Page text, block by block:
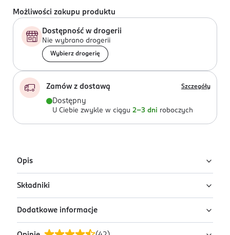
Możliwości zakupu produktu
Dostępność w drogerii
Nie wybrano drogerii
Wybierz drogerię
Zamów z dostawą Szczegóły
Dostępny
U Ciebie zwykle w ciągu 2-3 dni roboczych
Opis
Kremowy bronzer z gąbeczką Eveline Wonder
Match pozwala na szybkie i równomierne nałożenie
produktu – bez smug i zbędnego wysiłku.
Jedwabista, kremowa formuła doskonale wtapia się w
Składniki
Ingredients: Aqua, C9-12 Alkane, Mica, Isododecane,
Glycerin, Propanediol, Cetyl PEG/PPG-10/1
Dodatkowe informacje